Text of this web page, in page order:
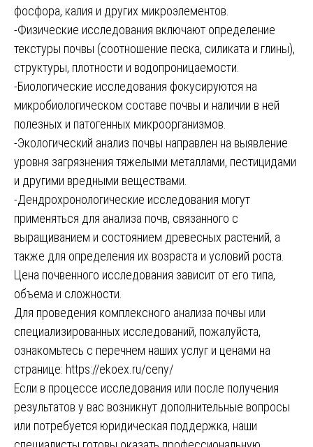
фосфора, калия и других микроэлементов.
-Физические исследования включают определение
текстуры почвы (соотношение песка, силиката и глины),
структуры, плотности и водопроницаемости.
-Биологические исследования фокусируются на
микробиологическом составе почвы и наличии в ней
полезных и патогенных микроорганизмов.
-Экологический анализ почвы направлен на выявление
уровня загрязнения тяжелыми металлами, пестицидами
и другими вредными веществами.
-Дендрохронологические исследования могут
применяться для анализа почв, связанного с
выращиванием и состоянием древесных растений, а
также для определения их возраста и условий роста.
Цена почвенного исследования зависит от его типа,
объема и сложности.
Для проведения комплексного анализа почвы или
специализированных исследований, пожалуйста,
ознакомьтесь с перечнем наших услуг и ценами на
странице: https://ekoex.ru/ceny/
Если в процессе исследования или после получения
результатов у вас возникнут дополнительные вопросы
или потребуется юридическая поддержка, наши